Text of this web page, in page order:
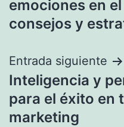
entradas
emociones en
consejos y
Entrada siguiente
Inteligencia y
para el éxito en
marketing